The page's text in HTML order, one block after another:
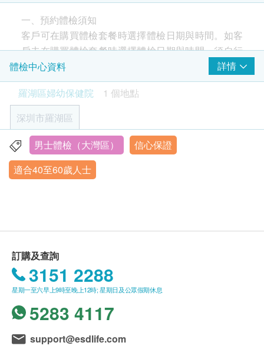
膀胱超聲波
超聲波前列腺掃描
肺癌自身抗體
前列腺特異性抗原2項
甲種胎蛋白 (肝癌)
癌胚抗原 (腸癌)
心臟檢查 重點項目
心電圖
2 基本項目
醫生諮詢
醫生咨詢會診
基本健康評估
購買完成後，在預約日期當日攜帶身份證件到院體
檢。
根據現場工作人員指引進行體檢。
體檢須知：
體檢前一天 20 點後開始禁食，避免劇烈運動，避
免進食高蛋白、高嘌呤、高鹽食物和酒，保持空腹
狀態。
糖尿病、高血壓、心臟病等慢性病患者，在必須要
服藥的情況下可以服藥，建議以少量白開水送服藥
物。
注意事項： 備孕或已孕者勿做放射檢查（包括
受檢當日請著輕便裝，女士建議著褲裝，勿穿有金
屬內衣褲，勿攜帶貴重飾品。
體檢結束後，請將體檢表單交到體檢前台，確認有
無漏項，如有棄項請及時跟現場工作人員確認並簽
字，否則報告可能無法及時出具。
一、預約體檢須知
客戶可在購買體檢套餐時選擇體檢日期與時間。如客
戶未在購買體檢套餐時選擇體檢日期與時間，須自行
聯絡深圳市羅湖區婦幼保健院進行預約（聯絡電話：
+86 0755-2551 2370）。
客戶至現場後，深圳市羅湖區婦幼保健院工作人員會
核對客戶的姓名、出生年月日、手機號及健康網購
health.ESDlife訂購成功之電郵以確認客戶身份。
訂單如需改期，請至少提前1個工作日聯絡深圳市羅
湖區婦幼保健院 （聯絡電話：+86 0755-2551
2370）。
如果商戶頁面與體檢計劃頁面的繁體中文、簡體中
文、英文三個版本有任何抵觸或不相符之處，應以繁
體中文版本為準。
二、報告領取和講解
體檢報告為簡體中文版本。
以下途徑查看體檢報告：
體檢中心資料
詳情
羅湖區婦幼保健院
1 個地點
深圳市羅湖區
羅湖區布心太白路2013號5樓婦女保健科
周一至周日8:00-12:00 /14:00-17:00
（按照內地法定節假日休假）
男士體檢（大灣區）
信心保證
適合40至60歲人士
訂購及查詢
3151 2288
星期一至六早上9時至晚上12時; 星期日及公眾假期休息
5283 4117
support@esdlife.com